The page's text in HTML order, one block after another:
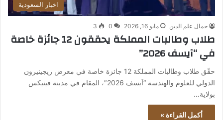
اخبار السعودية
جمال علم الدين مايو 16, 2026 0
3
طلاب وطالبات المملكة يحققون 12 جائزة خاصة
في “آيسف 2026”
حقّق طلاب وطالبات المملكة 12 جائزة خاصة في معرض ريجينيرون
الدولي للعلوم والهندسة “آيسف 2026″، المقام في مدينة فينيكس
بولاية…
أكمل القراءة »